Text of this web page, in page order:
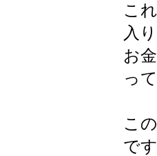
こ
入
お
っ
こ
で